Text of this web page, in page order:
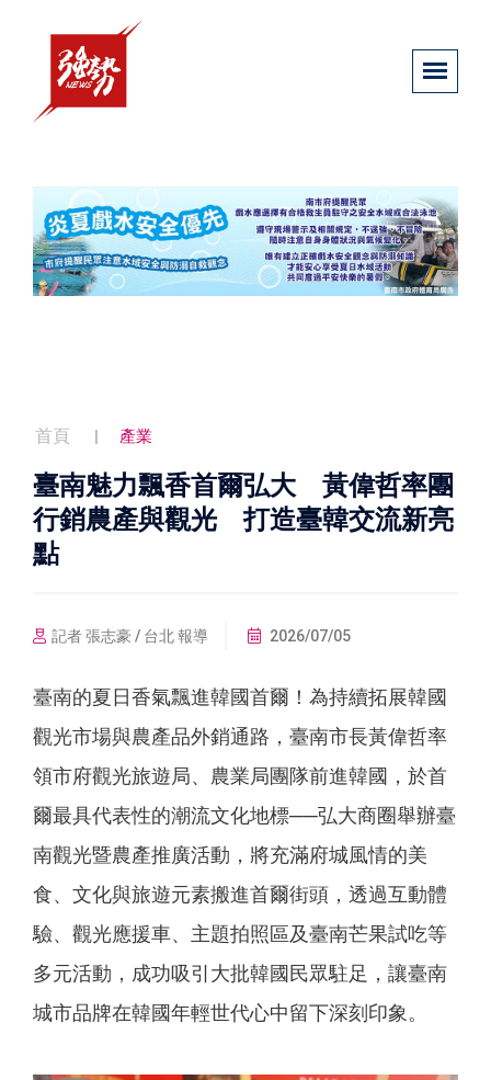
首頁 產業
臺南魅力飄香首爾弘大 黃偉哲率團
行銷農產與觀光 打造臺韓交流新亮
點
記者 張志豪 / 台北 報導 2026/07/05
臺南的夏日香氣飄進韓國首爾！為持續拓展韓國
觀光市場與農產品外銷通路，臺南市長黃偉哲率
領市府觀光旅遊局、農業局團隊前進韓國，於首
爾最具代表性的潮流文化地標──弘大商圈舉辦臺
南觀光暨農產推廣活動，將充滿府城風情的美
食、文化與旅遊元素搬進首爾街頭，透過互動體
驗、觀光應援車、主題拍照區及臺南芒果試吃等
多元活動，成功吸引大批韓國民眾駐足，讓臺南
城市品牌在韓國年輕世代心中留下深刻印象。